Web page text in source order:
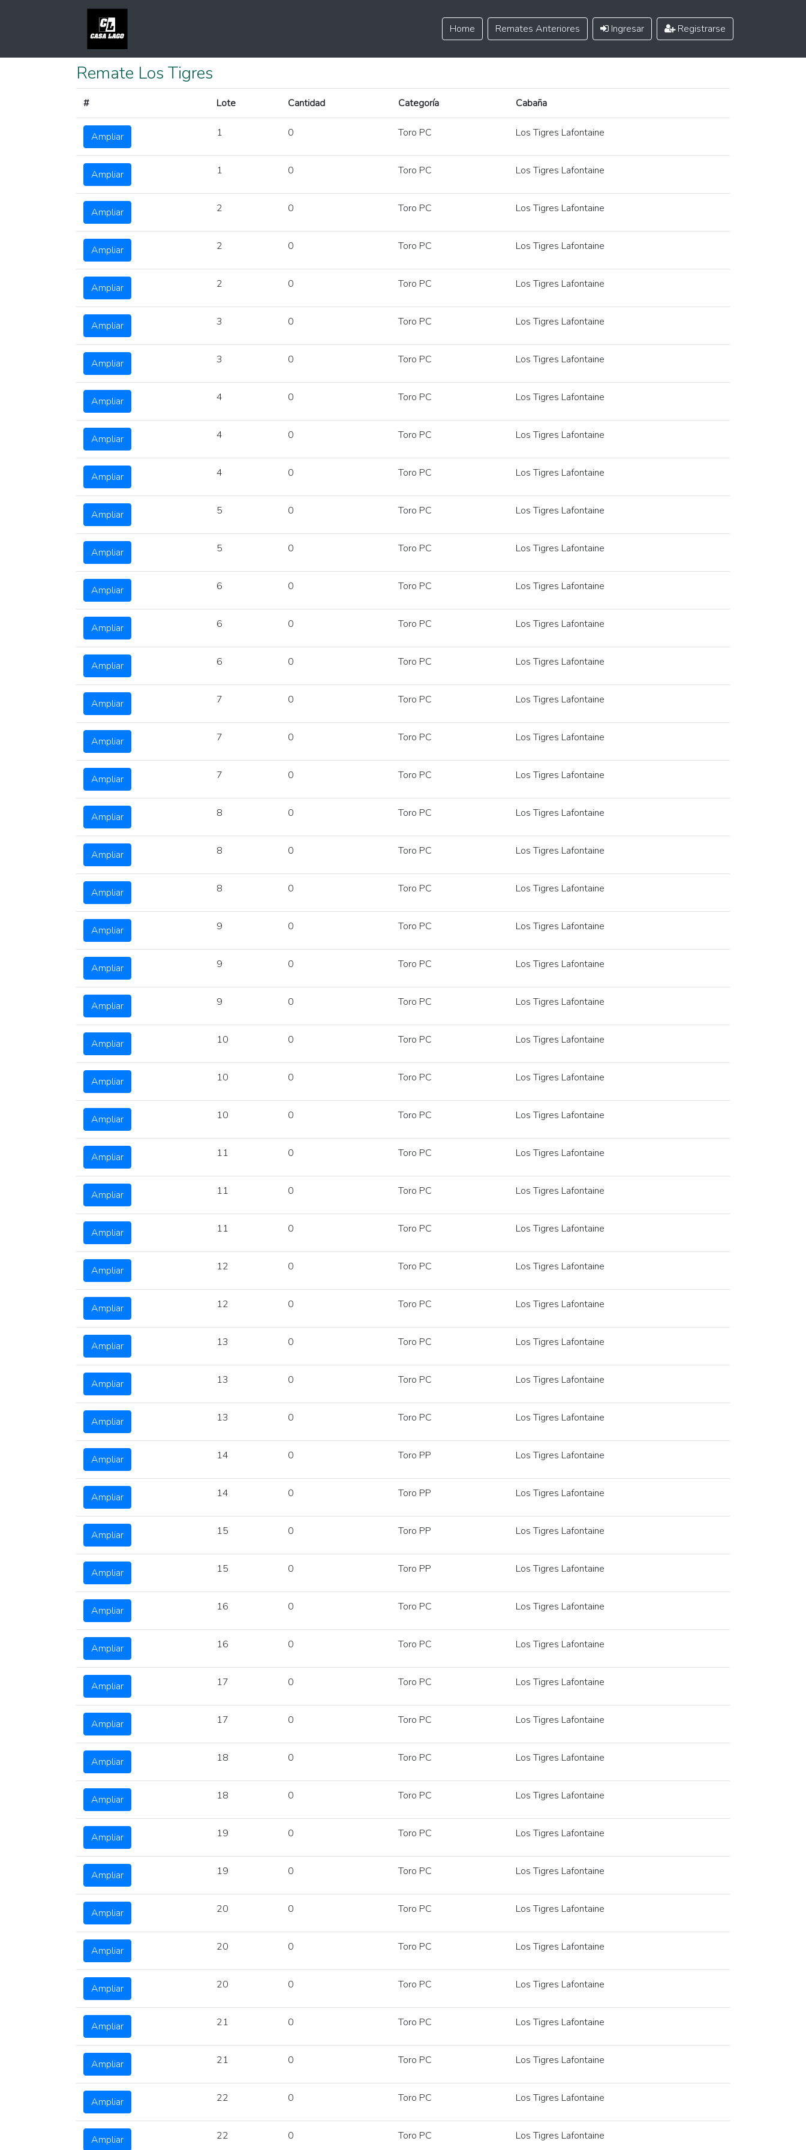
Home Remates Anteriores Ingresar Registrarse
Remate Los Tigres
# Lote Cantidad Categoría Cabaña
Ampliar 1 0 Toro PC Los Tigres Lafontaine
Ampliar 1 0 Toro PC Los Tigres Lafontaine
Ampliar 2 0 Toro PC Los Tigres Lafontaine
Ampliar 2 0 Toro PC Los Tigres Lafontaine
Ampliar 2 0 Toro PC Los Tigres Lafontaine
Ampliar 3 0 Toro PC Los Tigres Lafontaine
Ampliar 3 0 Toro PC Los Tigres Lafontaine
Ampliar 4 0 Toro PC Los Tigres Lafontaine
Ampliar 4 0 Toro PC Los Tigres Lafontaine
Ampliar 4 0 Toro PC Los Tigres Lafontaine
Ampliar 5 0 Toro PC Los Tigres Lafontaine
Ampliar 5 0 Toro PC Los Tigres Lafontaine
Ampliar 6 0 Toro PC Los Tigres Lafontaine
Ampliar 6 0 Toro PC Los Tigres Lafontaine
Ampliar 6 0 Toro PC Los Tigres Lafontaine
Ampliar 7 0 Toro PC Los Tigres Lafontaine
Ampliar 7 0 Toro PC Los Tigres Lafontaine
Ampliar 7 0 Toro PC Los Tigres Lafontaine
Ampliar 8 0 Toro PC Los Tigres Lafontaine
Ampliar 8 0 Toro PC Los Tigres Lafontaine
Ampliar 8 0 Toro PC Los Tigres Lafontaine
Ampliar 9 0 Toro PC Los Tigres Lafontaine
Ampliar 9 0 Toro PC Los Tigres Lafontaine
Ampliar 9 0 Toro PC Los Tigres Lafontaine
Ampliar 10 0 Toro PC Los Tigres Lafontaine
Ampliar 10 0 Toro PC Los Tigres Lafontaine
Ampliar 10 0 Toro PC Los Tigres Lafontaine
Ampliar 11 0 Toro PC Los Tigres Lafontaine
Ampliar 11 0 Toro PC Los Tigres Lafontaine
Ampliar 11 0 Toro PC Los Tigres Lafontaine
Ampliar 12 0 Toro PC Los Tigres Lafontaine
Ampliar 12 0 Toro PC Los Tigres Lafontaine
Ampliar 13 0 Toro PC Los Tigres Lafontaine
Ampliar 13 0 Toro PC Los Tigres Lafontaine
Ampliar 13 0 Toro PC Los Tigres Lafontaine
Ampliar 14 0 Toro PP Los Tigres Lafontaine
Ampliar 14 0 Toro PP Los Tigres Lafontaine
Ampliar 15 0 Toro PP Los Tigres Lafontaine
Ampliar 15 0 Toro PP Los Tigres Lafontaine
Ampliar 16 0 Toro PC Los Tigres Lafontaine
Ampliar 16 0 Toro PC Los Tigres Lafontaine
Ampliar 17 0 Toro PC Los Tigres Lafontaine
Ampliar 17 0 Toro PC Los Tigres Lafontaine
Ampliar 18 0 Toro PC Los Tigres Lafontaine
Ampliar 18 0 Toro PC Los Tigres Lafontaine
Ampliar 19 0 Toro PC Los Tigres Lafontaine
Ampliar 19 0 Toro PC Los Tigres Lafontaine
Ampliar 20 0 Toro PC Los Tigres Lafontaine
Ampliar 20 0 Toro PC Los Tigres Lafontaine
Ampliar 20 0 Toro PC Los Tigres Lafontaine
Ampliar 21 0 Toro PC Los Tigres Lafontaine
Ampliar 21 0 Toro PC Los Tigres Lafontaine
Ampliar 22 0 Toro PC Los Tigres Lafontaine
Ampliar 22 0 Toro PC Los Tigres Lafontaine